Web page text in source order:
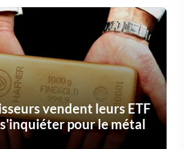
vendent leurs ETF
pour le métal